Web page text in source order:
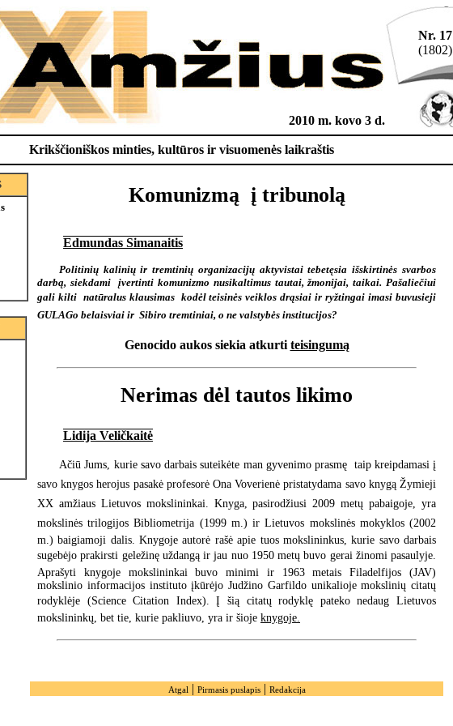
2010 m. kovo 3 d.
Nr. 17
(1802)
Krikščioniškos minties, kultūros ir visuomenės laikraštis
Komunizmą  į tribunolą
Edmundas Simanaitis
Politinių kalinių ir tremtinių organizacijų aktyvistai tebetęsia išskirtinės svarbos
darbą, siekdami įvertinti komunizmo nusikaltimus tautai, žmonijai, taikai. Pašaliečiui
gali kilti natūralus klausimas  kodėl teisinės veiklos drąsiai ir ryžtingai imasi buvusieji
GULAGo belaisviai ir Sibiro tremtiniai, o ne valstybės institucijos?
Genocido aukos siekia atkurti teisingumą
Nerimas dėl tautos likimo
Lidija Veličkaitė
Ačiū Jums, kurie savo darbais suteikėte man gyvenimo prasmę  taip kreipdamasi į
savo knygos herojus pasakė profesorė Ona Voverienė pristatydama savo knygą Žymieji
XX amžiaus Lietuvos mokslininkai. Knyga, pasirodžiusi 2009 metų pabaigoje, yra
mokslinės trilogijos Bibliometrija (1999 m.) ir Lietuvos mokslinės mokyklos (2002
m.) baigiamoji dalis. Knygoje autorė rašė apie tuos mokslininkus, kurie savo darbais
sugebėjo prakirsti geležinę uždangą ir jau nuo 1950 metų buvo gerai žinomi pasaulyje.
Aprašyti knygoje mokslininkai buvo minimi ir 1963 metais Filadelfijos (JAV)
mokslinio informacijos instituto įkūrėjo Judžino Garfildo unikalioje mokslinių citatų
rodyklėje (Science Citation Index). Į šią citatų rodyklę pateko nedaug Lietuvos
mokslininkų, bet tie, kurie pakliuvo, yra ir šioje knygoje.
Atgal | Pirmasis puslapis| Redakcija